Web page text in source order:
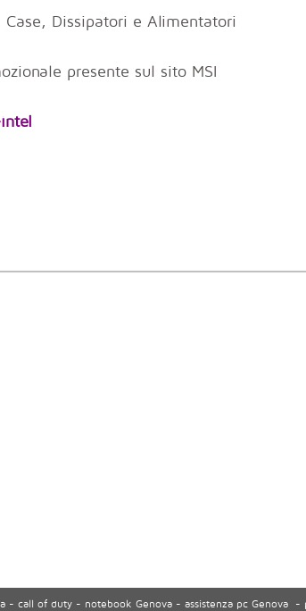
Dissipatori e Alimentatori
presente sul sito MSI
- call of duty - notebook Genova - assistenza pc Genova -